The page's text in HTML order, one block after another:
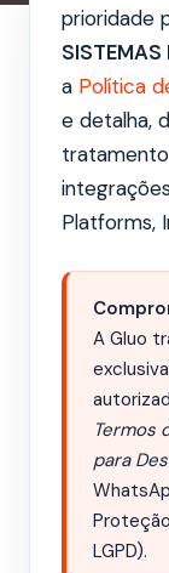
prioridade
SISTEMAS
a Política
e detalha,
Platforms,
A Gluo
Termos
para
LGPD).